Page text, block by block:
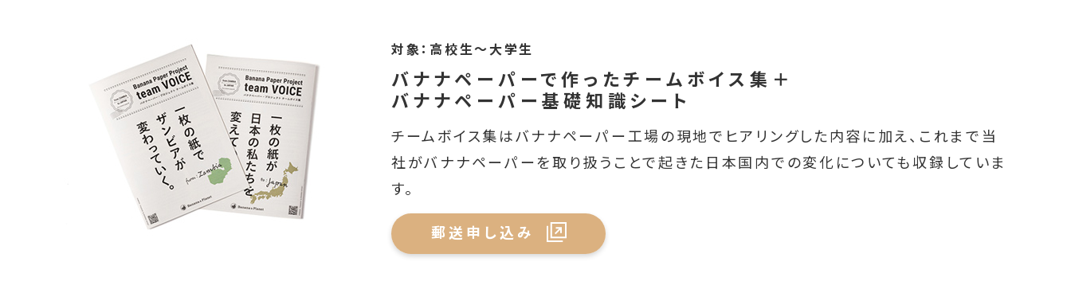
対象：高校生～大学生
バナナペーパーで作ったチームボイス集＋
バナナペーパー基礎知識シート
チームボイス集はバナナペーパー工場の現地でヒアリングした内容に加え、これまで当
社がバナナペーパーを取り扱うことで起きた日本国内での変化についても収録していま
す。
郵送申し込み